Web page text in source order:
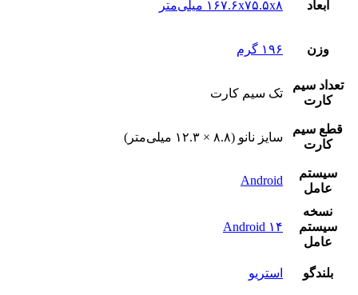
ابعاد ۱۶۷.۶x۷۵.۵x۸ میلی‌متر
وزن ۱۹۶ گرم
تعداد سيم
کارت
تک سيم کارت
قطع سيم
کارت
سایز نانو (۸.۸ × ۱۲.۳ میلی‌متر)
سيستم
عامل
Android
نسخه
سيستم
عامل
Android ۱۴
بلندگو استريو